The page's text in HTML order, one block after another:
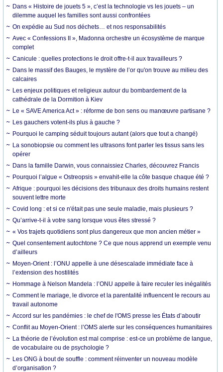
Dans « Histoire de jouets 5 », c’est la technologie vs les jouets – un
dilemme auquel les familles sont aussi confrontées
On expédie au Sud nos déchets… et nos responsabilités
Avec « Confessions II », Madonna orchestre un écosystème de marque
complet
Canicule : quelles protections le droit offre-t-il aux travailleurs ?
Dans le massif des Bauges, le mystère de l’or qu'on trouve au milieu des
calcaires
Les enjeux politiques et religieux autour du bombardement de la
cathédrale de la Dormition à Kiev
Le « SAVE America Act » : réforme de bon sens ou manœuvre partisane ?
Les gauchers votent-ils plus à gauche ?
Pourquoi le camping séduit toujours autant (alors que tout a changé)
La sonobiopsie ou comment les ultrasons font parler les tissus sans les
opérer
Dans la famille Darwin, vous connaissiez Charles, découvrez Francis
Pourquoi l’algue « Ostreopsis » envahit-elle la côte basque chaque été ?
Afrique : pourquoi les décisions des tribunaux des droits humains restent
souvent lettre morte
Covid long : et si ce n'était pas une seule maladie, mais plusieurs ?
Qu’arrive-t-il à votre sang lorsque vous êtes stressé ?
« Vos trajets quotidiens sont plus dangereux que mon ancien métier »
Quel consentement autochtone ? Ce que nous apprend un exemple venu
d’ailleurs
Moyen-Orient : l’ONU appelle à une désescalade immédiate face à
l’extension des hostilités
Hommage à Nelson Mandela : l’ONU appelle à faire reculer les inégalités
Comment le mariage, le divorce et la parentalité influencent le recours au
travail autonome
Accord sur les pandémies : le chef de l'OMS presse les États d’aboutir
Conflit au Moyen-Orient : l’OMS alerte sur les conséquences humanitaires
La théorie de l’évolution est mal comprise : est-ce un problème de langue,
de vocabulaire ou de psychologie ?
Les ONG à bout de souffle : comment réinventer un nouveau modèle
d’organisation ?